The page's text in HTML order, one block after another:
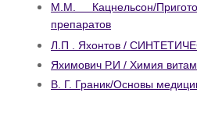
М.М. Кацнельсон/
препаратов
Л.П . Яхонтов /
Яхимович Р.И / Химия
В. Г. Граник/Основы